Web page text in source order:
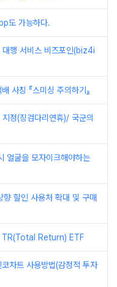
도 가능하다.
행 서비스 비즈포인(biz4i
사칭 『스미싱 주의하기』
정(징검다리연휴)/ 국군의
얼굴을 모자이크해야하는
할인 사용처 확대 및 구매
TR(Total Return) ETF
차트 사용방법(감정적 투자